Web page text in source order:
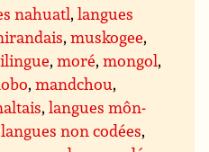
nahuatl,langues
,muskogee,
,moré,mongol,
,mandchou,
,langues môn-
langues non codées,